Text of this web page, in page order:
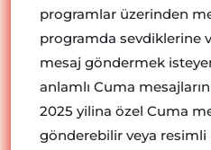
programlar üzerinden
programda sevdiklerine
mesaj göndermek
anlamlı Cuma
2025 yilina özel Cuma
gönderebilir veya resimli